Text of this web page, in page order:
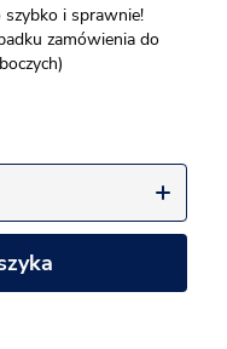
i sprawnie!
zamówienia do